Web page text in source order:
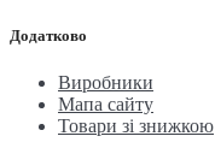
Додатково
Виробники
Мапа сайту
Товари зі знижкою